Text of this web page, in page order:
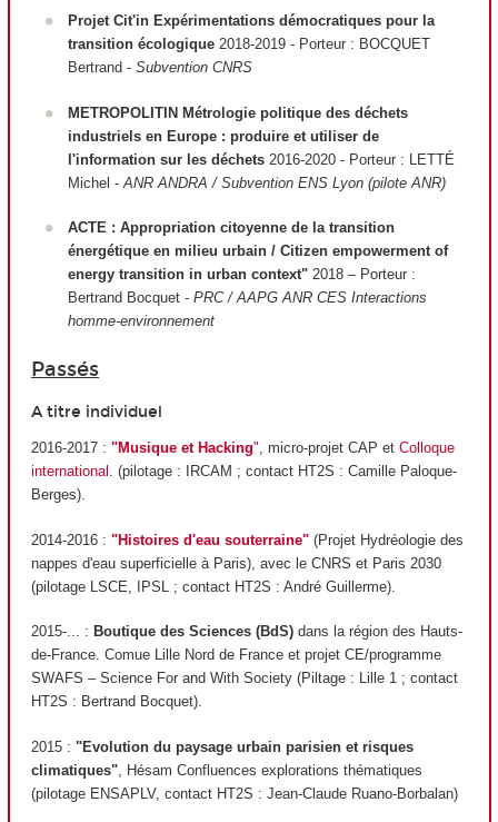
Projet Cit'in Expérimentations démocratiques pour la
transition écologique2018-2019 - Porteur : BOCQUET
Bertrand - Subvention CNRS
METROPOLITIN Métrologie politique des déchets
industriels en Europe : produire et utiliser de
l'information sur les déchets2016-2020 - Porteur : LETTÉ
Michel - ANR ANDRA / Subvention ENS Lyon (pilote ANR)
ACTE : Appropriation citoyenne de la transition
énergétique en milieu urbain / Citizen empowerment of
energy transition in urban context" 2018 – Porteur :
Bertrand Bocquet - PRC / AAPG ANR CES Interactions
homme-environnement
Passés
A titre individuel
2016-2017 : "Musique et Hacking", micro-projet CAP et Colloque
international . (pilotage : IRCAM ; contact HT2S : Camille Paloque-
Berges).
2014-2016 : "Histoires d'eau souterraine" (Projet Hydréologie des
nappes d'eau superficielle à Paris), avec le CNRS et Paris 2030
(pilotage LSCE, IPSL ; contact HT2S : André Guillerme).
2015-... : Boutique des Sciences (BdS) dans la région des Hauts-
de-France. Comue Lille Nord de France et projet CE/programme
SWAFS – Science For and With Society (Piltage : Lille 1 ; contact
HT2S : Bertrand Bocquet).
2015 : "Evolution du paysage urbain parisien et risques
climatiques" , Hésam Confluences explorations thématiques
(pilotage ENSAPLV, contact HT2S : Jean-Claude Ruano-Borbalan)